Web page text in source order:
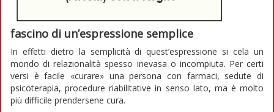
fascino di un’espressione semplice
In effetti dietro la semplicità di quest’espressione si cela un
mondo di relazionalità spesso inevasa o incompiuta. Per certi
versi è facile «curare» una persona con farmaci, sedute di
psicoterapia, procedure riabilitative in senso lato, ma è molto
più difficile prendersene cura.